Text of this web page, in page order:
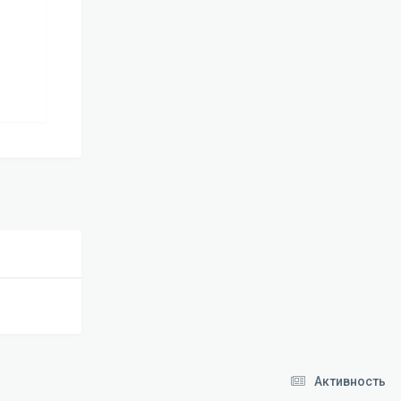
Активность